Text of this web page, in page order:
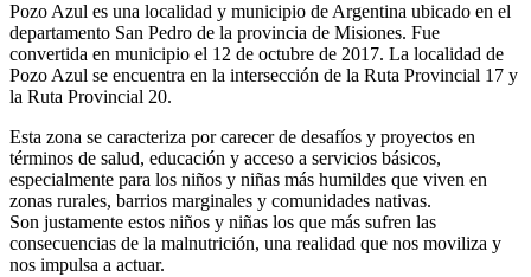
Pozo Azul es una localidad y municipio de Argentina ubicado en el
departamento San Pedro de la provincia de Misiones. Fue
convertida en municipio el 12 de octubre de 2017. La localidad de
Pozo Azul se encuentra en la intersección de la Ruta Provincial 17 y
la Ruta Provincial 20.
Esta zona se caracteriza por carecer de desafíos y proyectos en
términos de salud, educación y acceso a servicios básicos,
especialmente para los niños y niñas más humildes que viven en
zonas rurales, barrios marginales y comunidades nativas.
Son justamente estos niños y niñas los que más sufren las
consecuencias de la malnutrición, una realidad que nos moviliza y
nos impulsa a actuar.